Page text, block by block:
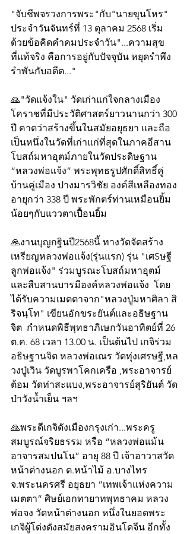
"จับชีพจรวงการพระ"กับ"นายขุนโหร"
ประจำวันจันทร์ที่ 13 ตุลาคม 2568 เริ่ม
ด้วยข้อคิดคำคมประจำวัน"...ความสุข
ที่แท้จริง คือการอยู่กับปัจจุบัน หยุดรำพึง
รำพันกับอดีต..."
🙏"วัดแจ้งใน" วัดเก่าแก่ใจกลางเมือง
โคราชที่มีประวัติศาสตร์ยาวนานกว่า 300
ปี คาดว่าสร้างขึ้นในสมัยอยุธยา และถือ
เป็นหนึ่งในวัดที่เก่าแก่ที่สุดในภาคอีสาน
โบสถ์มหาอุตม์ภายในวัดประดิษฐาน
“หลวงพ่อแจ้ง” พระพุทธรูปศักดิ์สิทธิ์คู่
บ้านคู่เมือง ปางมารวิชัย องค์สีเหลืองทอง
อายุกว่า 338 ปี พระพักตร์ท่านเหมือนยิ้ม
น้อยๆกับแววตาเปื้อนยิ้ม
🙏งานบุญกฐินปี2568นี้ ทางวัดจัดสร้าง
เหรียญหลวงพ่อแจ้ง(รุ่นแรก) รุ่น "เศSษฐี
ลูกพ่อแจ้ง" ร่วมบูรณะโบสถ์มหาอุตม์
และสืบสานบารมีองค์หลวงพ่อแจ้ง  โดย
ได้รับความเมตตาจาก"หลวงปู่มหาศิลา สิ
ริจนฺโท" เขียนอักขระยันต์และอธิษฐาน
จิต  กำหนดพิธีพุทธาภิเษกวันอาทิตย์ที่ 26
ต.ค. 68 เวลา 13.00 น. เป็นต้นไป เกจิร่วม
อธิษฐานจิต หลวงพ่อเณร วัดทุ่งเศรษฐี,หล
วงปู่เวิน วัดบูรพาโคกเครือ ,พระอาจารย์
ต้อม วัดท่าสะแบง,พระอาจารย์สุริยันต์ วัด
ป่าวังน้ำเย็น ฯลฯ
🙏พระดีเกจิดังเมืองกรุงเก่า...พระครู
สมบูรณ์จริยธรรม หรือ “หลวงพ่อแม้น
อาจารสมปนโน” อายุ 88 ปี เจ้าอาวาสวัด
หน้าต่างนอก ต.หน้าไม้ อ.บางไทร
จ.พระนครศรี อยุธยา “เทพเจ้าแห่งความ
เมตตา” ศิษย์เอกทายาทพุทธาคม หลวง
พ่อจง วัดหน้าต่างนอก หนึ่งในยอดพระ
เกจิผู้โด่งดังสมัยสงครามอินโดจีน อีกทั้ง